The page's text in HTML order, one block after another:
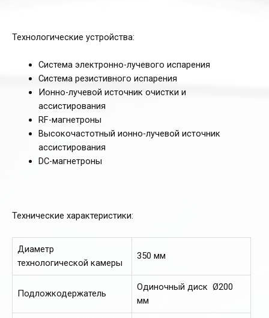
Технологические устройства:
Система электронно-лучевого испарения
Система резистивного испарения
Ионно-лучевой источник очистки и
ассистирования
RF-магнетроны
Высокочастотный ионно-лучевой источник
ассистирования
DC-магнетроны
Технические характеристики:
Диаметр
технологической камеры
350 мм
Подложкодержатель
Одиночный диск Ø200
мм